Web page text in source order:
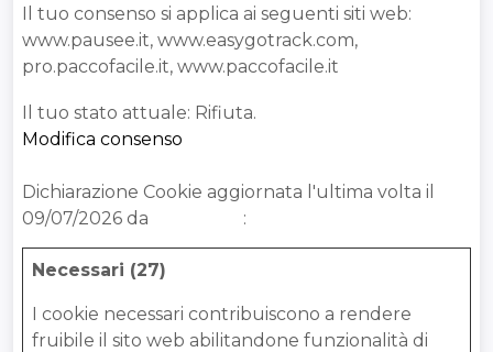
Il tuo consenso si applica ai seguenti siti web:
www.pausee.it, www.easygotrack.com,
pro.paccofacile.it, www.paccofacile.it
Il tuo stato attuale: Rifiuta.
Modifica consenso
Dichiarazione Cookie aggiornata l'ultima volta il
09/07/2026 da
:
Necessari (27)
I cookie necessari contribuiscono a rendere
fruibile il sito web abilitandone funzionalità di